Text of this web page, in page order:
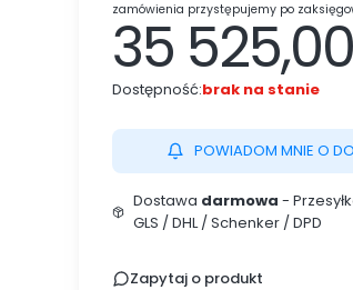
zamówienia przystępujemy po
35 525,00
Dostępność:brak na stanie
POWIADOM MNIE O
Dostawa darmowa -
GLS / DHL / Schenker / DPD
Zapytaj o produkt